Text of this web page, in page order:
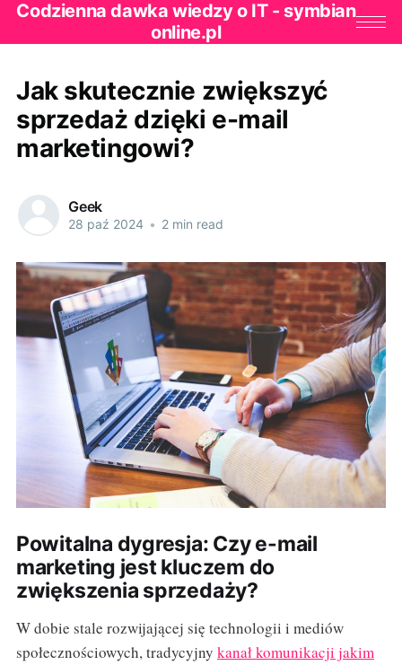
Codzienna dawka wiedzy o IT - symbian
online.pl
Jak skutecznie zwiększyć
sprzedaż dzięki e-mail
marketingowi?
Geek
28 paź 2024 • 2 min read
Powitalna dygresja: Czy e-mail
marketing jest kluczem do
zwiększenia sprzedaży?
W dobie stale rozwijającej się technologii i mediów
społecznościowych, tradycyjny kanał komunikacji jakim